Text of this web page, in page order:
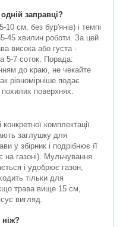
заправці?
см, без бур'янів) і темпі
45 хвилин роботи. За цей
висока або густа -
5-7 соток. Порада:
до краю, не чекайте
рівномірніше подає
поверхнях.
комплектації
заглушку для
у збірник і подрібнює її
на газоні). Мульчування
і удобрює газон,
тільки для
трава вище 15 см,
вигляд.
ніж?